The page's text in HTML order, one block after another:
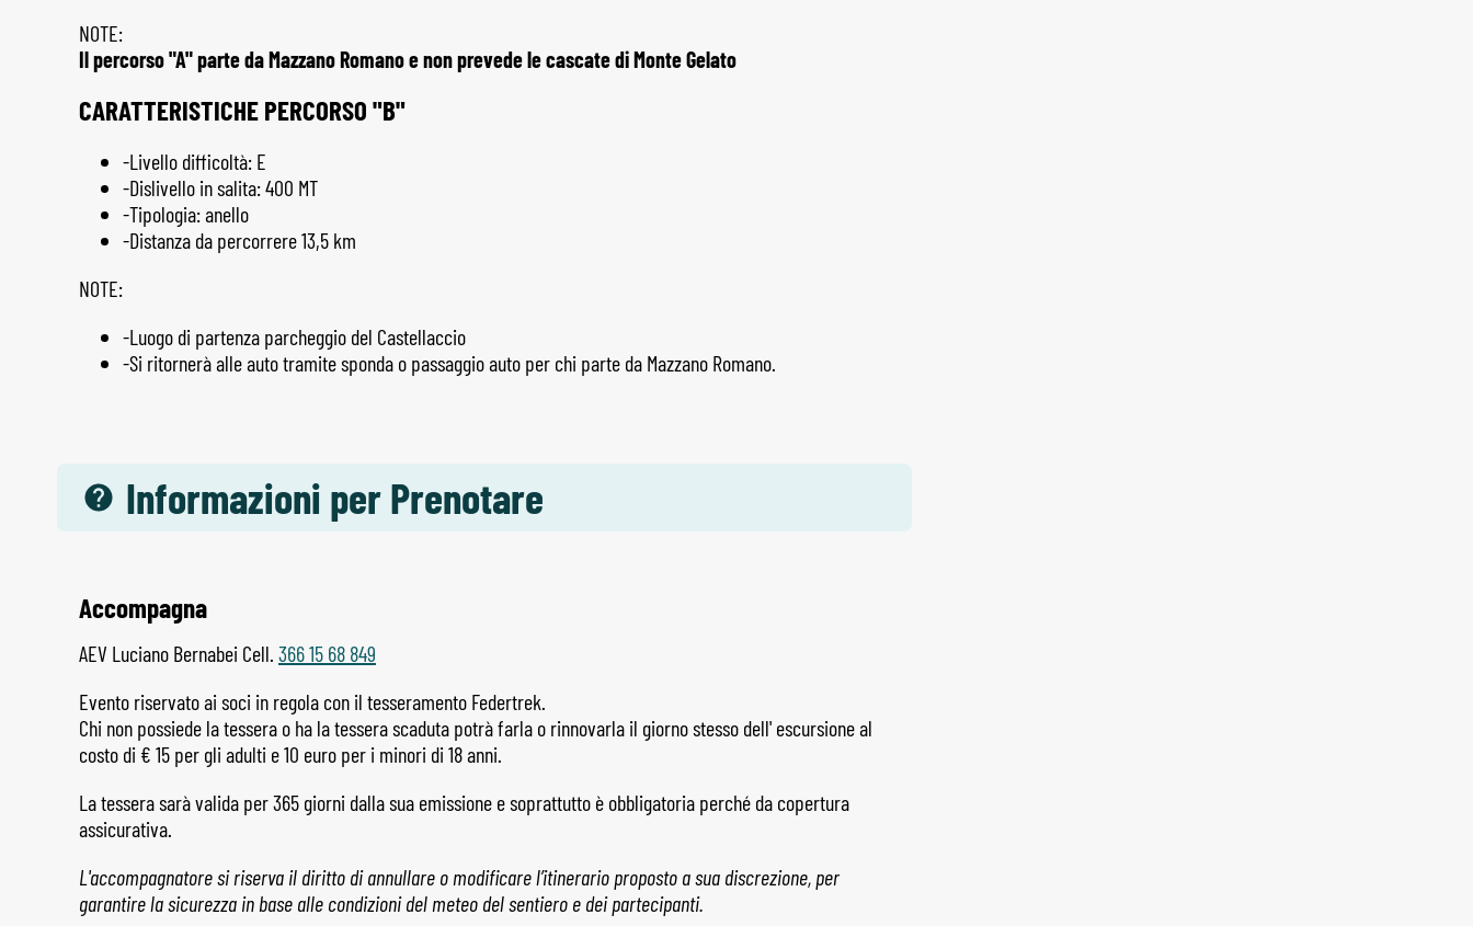
NOTE:
Il percorso "A" parte da Mazzano Romano e non prevede le cascate di Monte Gelato
CARATTERISTICHE PERCORSO "B"
-Livello difficoltà: E
-Dislivello in salita: 400 MT
-Tipologia: anello
-Distanza da percorrere 13,5 km
NOTE:
-Luogo di partenza parcheggio del Castellaccio
-Si ritornerà alle auto tramite sponda o passaggio auto per chi parte da Mazzano Romano.
Informazioni per Prenotare
Accompagna
AEV Luciano Bernabei Cell. 366 15 68 849
Evento riservato ai soci in regola con il tesseramento Federtrek.
Chi non possiede la tessera o ha la tessera scaduta potrà farla o rinnovarla il giorno stesso dell' escursione al
costo di € 15 per gli adulti e 10 euro per i minori di 18 anni.
La tessera sarà valida per 365 giorni dalla sua emissione e soprattutto è obbligatoria perché da copertura
assicurativa.
L'accompagnatore si riserva il diritto di annullare o modificare l’itinerario proposto a sua discrezione, per
garantire la sicurezza in base alle condizioni del meteo del sentiero e dei partecipanti.